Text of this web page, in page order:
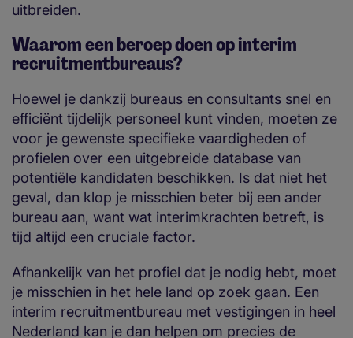
uitbreiden.
Waarom een beroep doen op interim
recruitmentbureaus?
Hoewel je dankzij bureaus en consultants snel en
efficiënt tijdelijk personeel kunt vinden, moeten ze
voor je gewenste specifieke vaardigheden of
profielen over een uitgebreide database van
potentiële kandidaten beschikken. Is dat niet het
geval, dan klop je misschien beter bij een ander
bureau aan, want wat interimkrachten betreft, is
tijd altijd een cruciale factor.
Afhankelijk van het profiel dat je nodig hebt, moet
je misschien in het hele land op zoek gaan. Een
interim recruitmentbureau met vestigingen in heel
Nederland kan je dan helpen om precies de